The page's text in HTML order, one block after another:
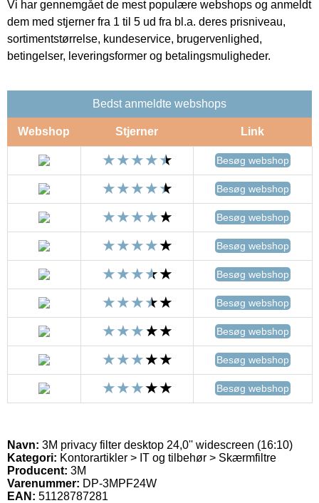
Vi har gennemgået de mest populære webshops og anmeldt
dem med stjerner fra 1 til 5 ud fra bl.a. deres prisniveau,
sortimentstørrelse, kundeservice, brugervenlighed,
betingelser, leveringsformer og betalingsmuligheder.
Bedst anmeldte webshops
Webshop Stjerner Link
Besøg webshop
Besøg webshop
Besøg webshop
Besøg webshop
Besøg webshop
Besøg webshop
Besøg webshop
Besøg webshop
Besøg webshop
Navn: 3M privacy filter desktop 24,0'' widescreen (16:10)
Kategori: Kontorartikler > IT og tilbehør > Skærmfiltre
Producent: 3M
Varenummer: DP-3MPF24W
EAN: 51128787281